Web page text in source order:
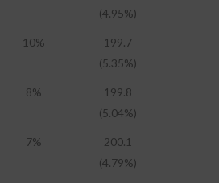
(4.95%)
10%
199.7
(5.35%)
8%
199.8
(5.04%)
7%
200.1
(4.79%)